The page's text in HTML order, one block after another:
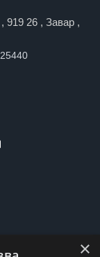
919 26 , Завар ,
×